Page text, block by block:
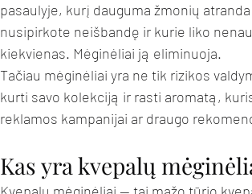
pasaulyje, kurį dauguma žmonių
nusipirkote neišbandę ir kurie liko
kiekvienas. Mėginėliai ją eliminuoja.
Tačiau mėginėliai yra ne tik rizikos
kurti savo kolekciją ir rasti aromatą,
reklamos kampanijai ar draugo
Kas yra kvepalų